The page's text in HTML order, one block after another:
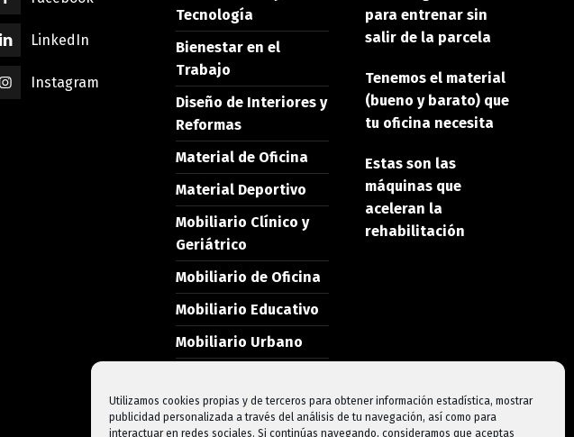
Utilizamos cookies propias y de terceros para obtener información estadística, mostrar
publicidad personalizada a través del análisis de tu navegación, así como para
interactuar en redes sociales. Si continúas navegando, consideramos que aceptas
LinkedIn
Instagram
Tecnología
Bienestar en el
Trabajo
Diseño de Interiores y
Reformas
Material de Oficina
Material Deportivo
Mobiliario Clínico y
Geriátrico
Mobiliario de Oficina
Mobiliario Educativo
Mobiliario Urbano
para entrenar sin
salir de la parcela
Tenemos el material
(bueno y barato) que
tu oficina necesita
Estas son las
máquinas que
aceleran la
rehabilitación